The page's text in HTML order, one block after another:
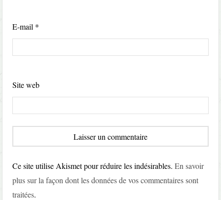
E-mail *
Site web
Ce site utilise Akismet pour réduire les indésirables.En savoir
plus sur la façon dont les données de vos commentaires sont
traitées.